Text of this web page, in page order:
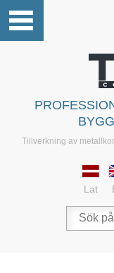
Tillverkning av
Lat